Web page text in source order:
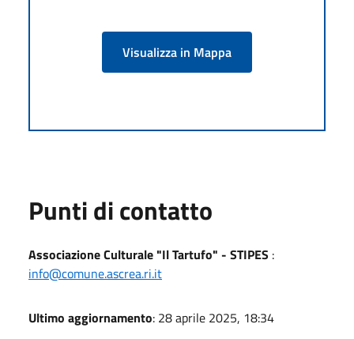
Visualizza in Mappa
Punti di contatto
Associazione Culturale "Il Tartufo" - STIPES :
info@comune.ascrea.ri.it
Ultimo aggiornamento: 28 aprile 2025, 18:34